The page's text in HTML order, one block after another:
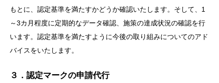
もとに、認定基準を満たすかどうか確認いたします。そして、1
～3カ月程度に定期的なデータ確認、施策の達成状況の確認を行
います。認定基準を満たすように今後の取り組みについてのアド
バイスをいたします。
３．認定マークの申請代行